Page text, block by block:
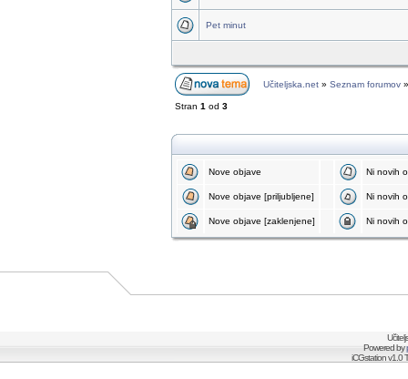
Pet minut
Učiteljska.net » Seznam forumov
Stran 1 od 3
Nove objave Ni novih
Nove objave [priljubljene] Ni novih
Nove objave [zaklenjene] Ni novih
Powered by
iCGstation v1.0